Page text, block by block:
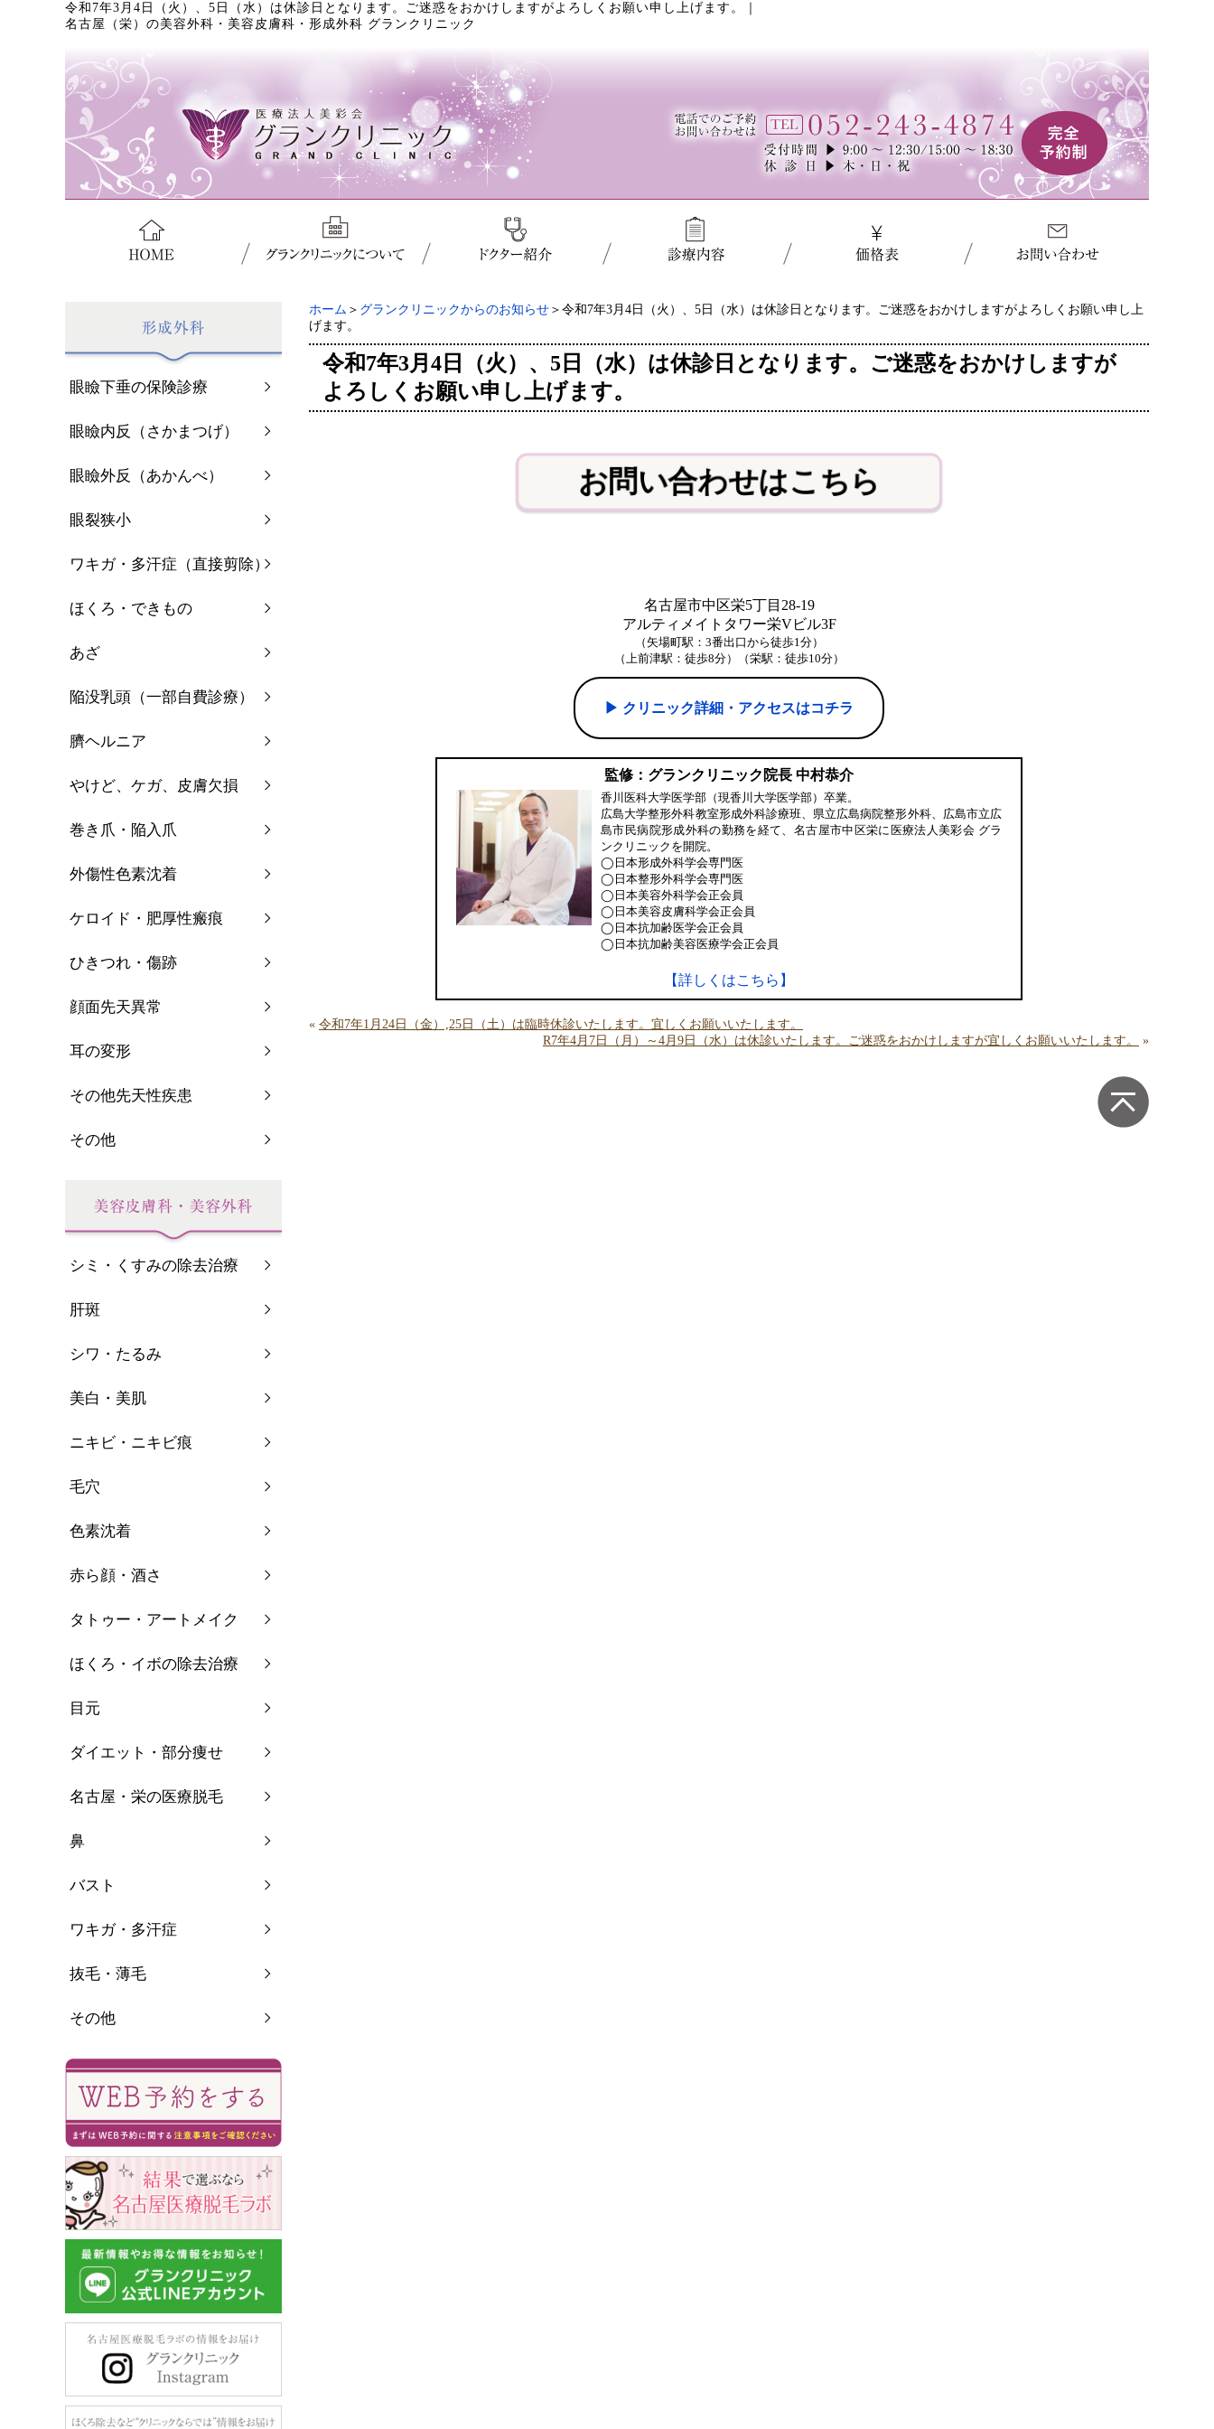
令和7年3月4日（火）、5日（水）は休診日となります。ご迷惑をおかけしますがよろしくお願い申し上げます。
名古屋（栄）の美容外科・美容皮膚科・形成外科 グランクリニック
ホーム ＞ グランクリニックからのお知らせ ＞令和7年3月4日（火）、5日（水）は休診日となります。ご迷惑をおかけしますがよろしくお願い申し上
げます。
令和7年3月4日（火）、5日（水）は休診日となります。ご迷惑をおかけしますが
よろしくお願い申し上げます。
お問い合わせはこちら
名古屋市中区栄5丁目28-19
アルティメイトタワー栄Vビル3F
（矢場町駅：3番出口から徒歩1分）
（上前津駅：徒歩8分）（栄駅：徒歩10分）
▶︎ クリニック詳細・アクセスはコチラ
監修：グランクリニック院長 中村恭介
香川医科大学医学部（現香川大学医学部）卒業。
広島大学整形外科教室形成外科診療班、県立広島病院整形外科、広島市立広
島市民病院形成外科の勤務を経て、名古屋市中区栄に医療法人美彩会 グラ
ンクリニックを開院。
◯日本形成外科学会専門医
◯日本整形外科学会専門医
◯日本美容外科学会正会員
◯日本美容皮膚科学会正会員
◯日本抗加齢医学会正会員
◯日本抗加齢美容医療学会正会員
【詳しくはこちら】
« 令和7年1月24日（金）,25日（土）は臨時休診いたします。宜しくお願いいたします。
R7年4月7日（月）～4月9日（水）は休診いたします。ご迷惑をおかけしますが宜しくお願いいたします。
»
眼瞼下垂の保険診療
眼瞼内反（さかまつげ）
眼瞼外反（あかんべ）
眼裂狭小
ワキガ・多汗症（直接剪除）
ほくろ・できもの
あざ
陥没乳頭（一部自費診療）
臍ヘルニア
やけど、ケガ、皮膚欠損
巻き爪・陥入爪
外傷性色素沈着
ケロイド・肥厚性瘢痕
ひきつれ・傷跡
顔面先天異常
耳の変形
その他先天性疾患
その他
シミ・くすみの除去治療
肝斑
シワ・たるみ
美白・美肌
ニキビ・ニキビ痕
毛穴
色素沈着
赤ら顔・酒さ
タトゥー・アートメイク
ほくろ・イボの除去治療
目元
ダイエット・部分痩せ
名古屋・栄の医療脱毛
鼻
バスト
ワキガ・多汗症
抜毛・薄毛
その他